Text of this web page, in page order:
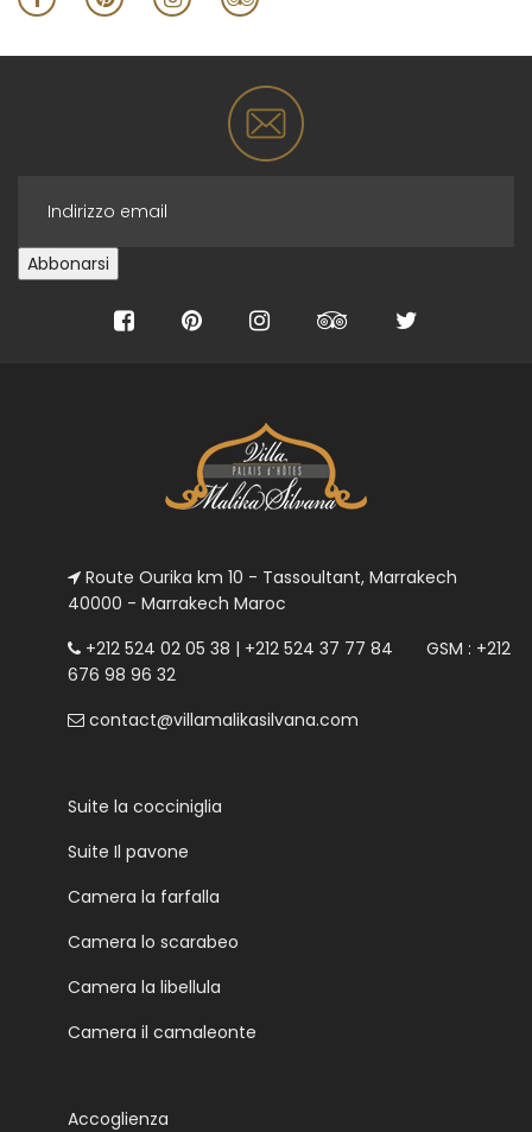
Route Ourika km 10 - Tassoultant, Marrakech
40000 - Marrakech Maroc
+212 524 02 05 38 | +212 524 37 77 84 GSM : +212
676 98 96 32
contact@villamalikasilvana.com
Suite la cocciniglia
Suite Il pavone
Camera la farfalla
Camera lo scarabeo
Camera la libellula
Camera il camaleonte
Accoglienza